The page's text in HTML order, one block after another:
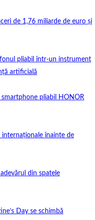
de 1,76 miliarde de euro și
pliabil într-un instrument
artificială
smartphone pliabil HONOR
înainte de
din spatele
Day se schimbă